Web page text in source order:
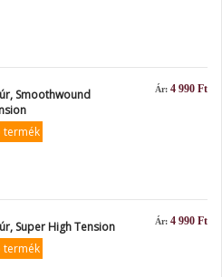
Ár: 4 990 Ft
Smoothwound
termék
Ár: 4 990 Ft
Super High Tension
termék